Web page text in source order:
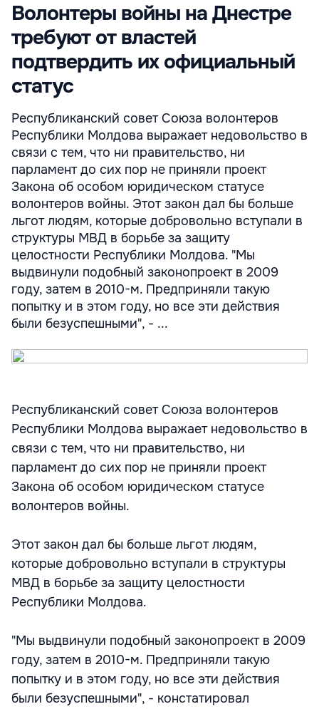
Волонтеры войны на Днестре
требуют от властей
подтвердить их официальный
статус
Республиканский совет Союза волонтеров
Республики Молдова выражает недовольство в
связи с тем, что ни правительство, ни
парламент до сих пор не приняли проект
Закона об особом юридическом статусе
волонтеров войны. Этот закон дал бы больше
льгот людям, которые добровольно вступали в
структуры МВД в борьбе за защиту
целостности Республики Молдова. "Мы
выдвинули подобный законопроект в 2009
году, затем в 2010-м. Предприняли такую
попытку и в этом году, но все эти действия
были безуспешными", - ...
Республиканский совет Союза волонтеров
Республики Молдова выражает недовольство в
связи с тем, что ни правительство, ни
парламент до сих пор не приняли проект
Закона об особом юридическом статусе
волонтеров войны.
Этот закон дал бы больше льгот людям,
которые добровольно вступали в структуры
МВД в борьбе за защиту целостности
Республики Молдова.
"Мы выдвинули подобный законопроект в 2009
году, затем в 2010-м. Предприняли такую
попытку и в этом году, но все эти действия
были безуспешными", - констатировал